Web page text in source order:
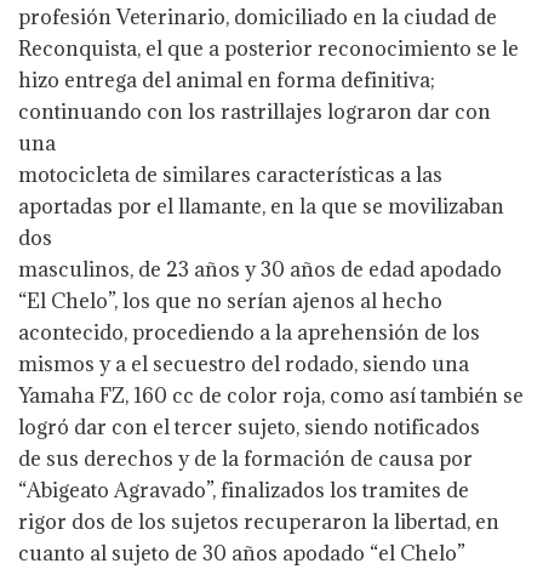
profesión Veterinario, domiciliado en la ciudad de
Reconquista, el que a posterior reconocimiento se le
hizo entrega del animal en forma definitiva;
continuando con los rastrillajes lograron dar con
una
motocicleta de similares características a las
aportadas por el llamante, en la que se movilizaban
dos
masculinos, de 23 años y 30 años de edad apodado
“El Chelo”, los que no serían ajenos al hecho
acontecido, procediendo a la aprehensión de los
mismos y a el secuestro del rodado, siendo una
Yamaha FZ, 160 cc de color roja, como así también se
logró dar con el tercer sujeto, siendo notificados
de sus derechos y de la formación de causa por
“Abigeato Agravado”, finalizados los tramites de
rigor dos de los sujetos recuperaron la libertad, en
cuanto al sujeto de 30 años apodado “el Chelo”